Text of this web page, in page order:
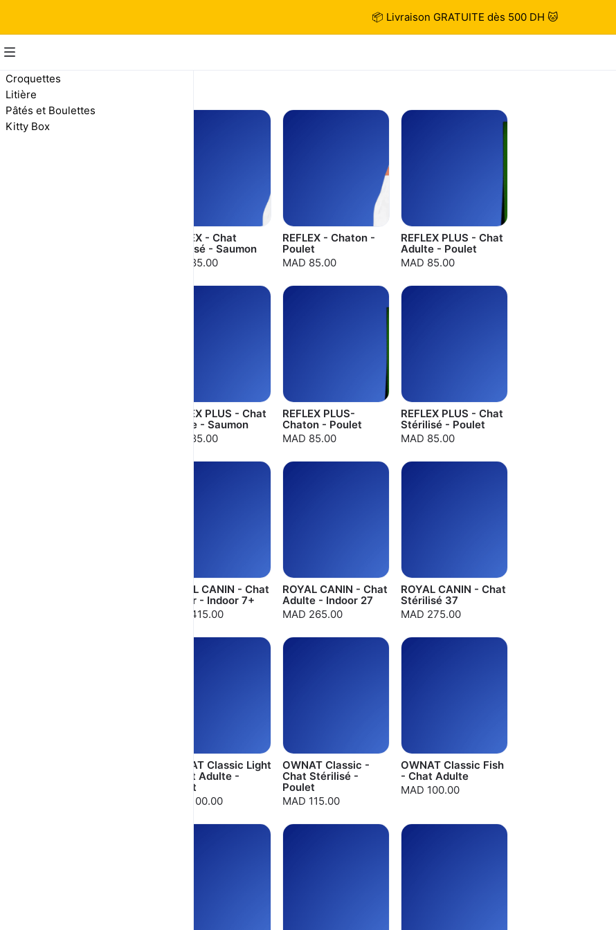
📦 Livraison GRATUITE dès 500 DH 🐱
Croquettes
Litière
Pâtés et Boulettes
Kitty Box
REFLEX - Chat
Stérilisé - Saumon
MAD 85.00
REFLEX - Chaton -
Poulet
MAD 85.00
REFLEX PLUS - Chat
Adulte - Poulet
MAD 85.00
REFLEX PLUS - Chat
Adulte - Saumon
MAD 85.00
REFLEX PLUS-
Chaton - Poulet
MAD 85.00
REFLEX PLUS - Chat
Stérilisé - Poulet
MAD 85.00
ROYAL CANIN - Chat
Senior - Indoor 7+
MAD 415.00
ROYAL CANIN - Chat
Adulte - Indoor 27
MAD 265.00
ROYAL CANIN - Chat
Stérilisé 37
MAD 275.00
OWNAT Classic Light
- Chat Adulte -
Poulet
MAD 100.00
OWNAT Classic -
Chat Stérilisé -
Poulet
MAD 115.00
OWNAT Classic Fish
- Chat Adulte
MAD 100.00